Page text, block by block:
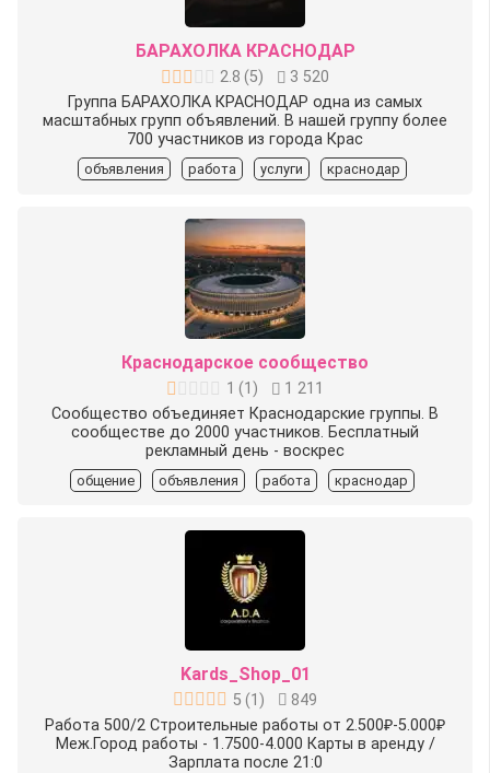
БАРАХОЛКА КРАСНОДАР
2.8 (5)
3 520
Группа БАРАХОЛКА КРАСНОДАР одна из самых
масштабных групп объявлений. В нашей группу более
700 участников из города Крас
объявления работа услуги краснодар
Краснодарское сообщество
1 (1 )
1 211
Сообщество объединяет Краснодарские группы. В
сообществе до 2000 участников. Бесплатный
рекламный день - воскрес
общение объявления работа краснодар
Kards_Shop_01
5 (1 )
849
Работа 500/2 Строительные работы от 2.500₽-5.000₽
Меж.Город работы - 1.7500-4.000 Карты в аренду /
Зарплата после 21:0